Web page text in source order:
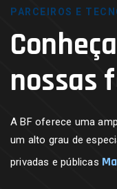
PARCEIROS E
nossas
A BF oferece uma
um alto grau de
privadas e públicas